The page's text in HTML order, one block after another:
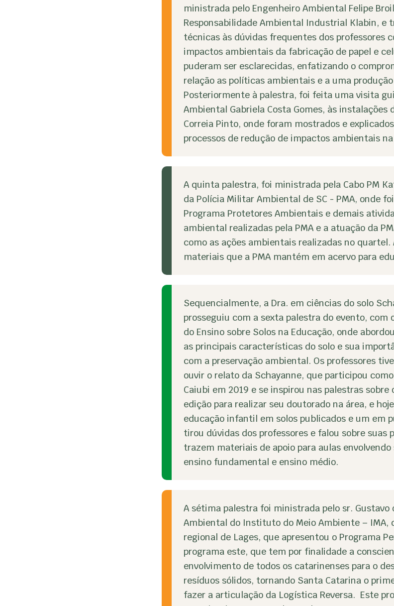
ministrada pelo Engenheiro Ambiental Felipe
Responsabilidade Ambiental Industrial Klabin, e
técnicas às dúvidas frequentes dos professores
impactos ambientais da fabricação de papel e
puderam ser esclarecidas, enfatizando o
relação as políticas ambientais e a uma
Posteriormente à palestra, foi feita uma visita
Ambiental Gabriela Costa Gomes, às instalações
Correia Pinto, onde foram mostrados e
processos de redução de impactos ambientais
A quinta palestra, foi ministrada pela Cabo PM
da Polícia Militar Ambiental de SC - PMA, onde
Programa Protetores Ambientais e demais
ambiental realizadas pela PMA e a atuação da
como as ações ambientais realizadas no
materiais que a PMA mantém em acervo para
Sequencialmente, a Dra. em ciências do solo
prosseguiu com a sexta palestra do evento, com
do Ensino sobre Solos na Educação, onde
as principais características do solo e sua
com a preservação ambiental. Os professores
ouvir o relato da Schayanne, que participou
Caiubi em 2019 e se inspirou nas palestras sobre
edição para realizar seu doutorado na área, e
educação infantil em solos publicados e um em
tirou dúvidas dos professores e falou sobre suas
trazem materiais de apoio para aulas envolvendo
ensino fundamental e ensino médio.
A sétima palestra foi ministrada pelo sr. Gustavo
Ambiental do Instituto do Meio Ambiente – IMA,
regional de Lages, que apresentou o Programa
programa este, que tem por finalidade a
envolvimento de todos os catarinenses para o
resíduos sólidos, tornando Santa Catarina o
fazer a articulação da Logística Reversa. Este